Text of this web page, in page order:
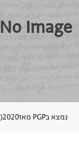
No Image
נמצא בPGP מאז 2020